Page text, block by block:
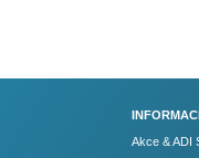
Akce & ADI